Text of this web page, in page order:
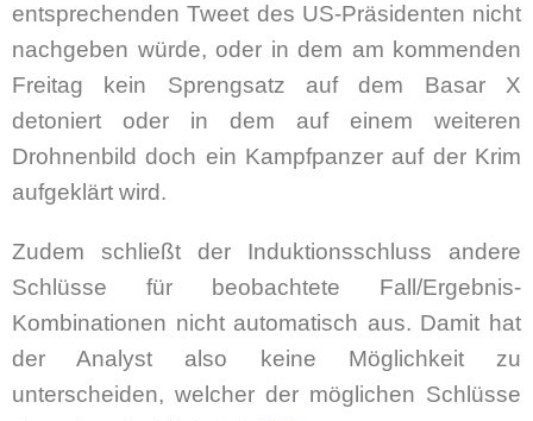
entsprechenden Tweet des US-Präsidenten nicht
nachgeben würde, oder in dem am kommenden
Freitag kein Sprengsatz auf dem Basar X
detoniert oder in dem auf einem weiteren
Drohnenbild doch ein Kampfpanzer auf der Krim
aufgeklärt wird.
Zudem schließt der Induktionsschluss andere
Schlüsse für beobachtete Fall/Ergebnis-
Kombinationen nicht automatisch aus. Damit hat
der Analyst also keine Möglichkeit zu
unterscheiden, welcher der möglichen Schlüsse